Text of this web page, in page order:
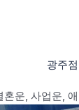
광주
운, 사업운,